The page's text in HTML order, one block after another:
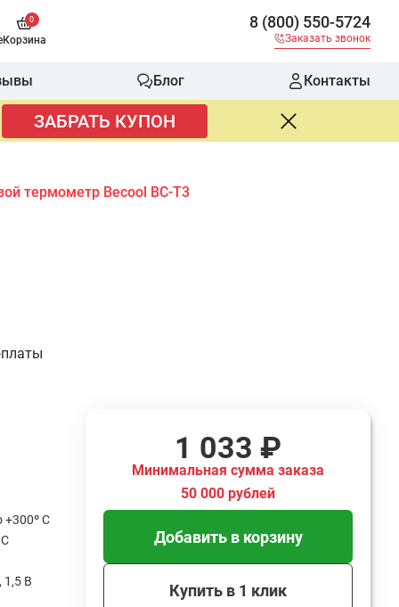
0
Корзина
8 (800) 550-5724
Заказать звонок
Блог Контакты
ЗАБРАТЬ КУПОН
термометр Becool BC-T3
+300º С
С
1,5 В
1 033 ₽
Минимальная сумма заказа
50 000 рублей
Добавить в корзину
Купить в 1 клик